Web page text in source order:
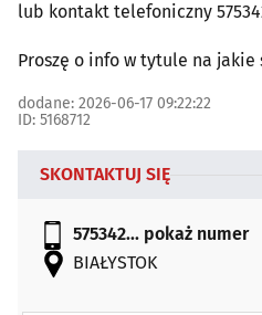
lub kontakt telefoniczny
Proszę o info w tytule na
dodane: 2026-06-17 09:22:22
ID: 5168712
SKONTAKTUJ SIĘ
575342... pokaż numer
BIAŁYSTOK